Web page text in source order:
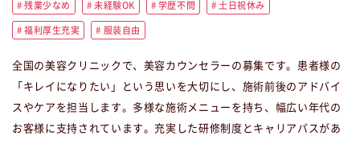
残業少なめ 未経験OK 学歴不問 土日祝休み
福利厚生充実 服装自由
全国の美容クリニックで、美容カウンセラーの募集です。患者様の
「キレイになりたい」という思いを大切にし、施術前後のアドバイ
スやケアを担当します。多様な施術メニューを持ち、幅広い年代の
お客様に支持されています。充実した研修制度とキャリアパスがあ